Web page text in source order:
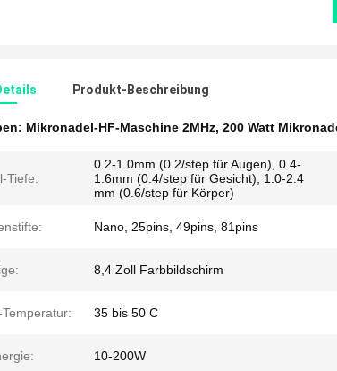
Produkt-Beschreibung
Mikronadel-HF-Maschine 2MHz, 200 Watt
Tiefe:
0.2-1.0mm (0.2/step für Augen), 0.4-
1.6mm (0.4/step für Gesicht), 1.0-2.4
mm (0.6/step für Körper)
Nano, 25pins, 49pins, 81pins
8,4 Zoll Farbbildschirm
Temperatur: 35 bis 50 C
10-200W